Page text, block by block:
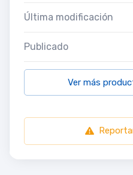
Última modificación
Publicado
Ver más